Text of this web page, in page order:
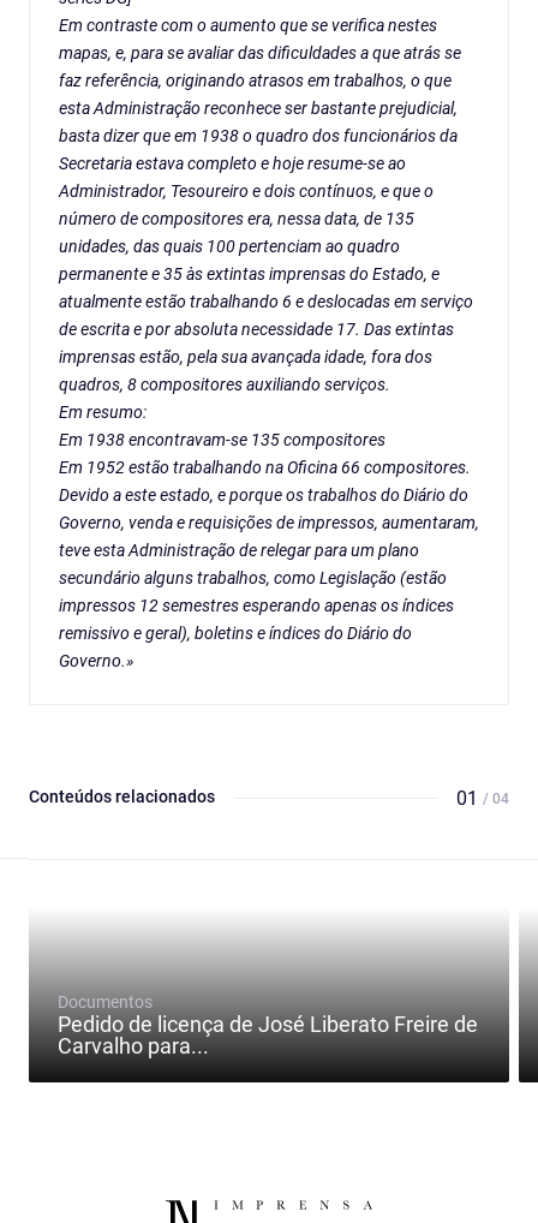
Em contraste com o aumento que se verifica nestes
mapas, e, para se avaliar das dificuldades a que atrás se
faz referência, originando atrasos em trabalhos, o que
esta Administração reconhece ser bastante prejudicial,
basta dizer que em 1938 o quadro dos funcionários da
Secretaria estava completo e hoje resume-se ao
Administrador, Tesoureiro e dois contínuos, e que o
número de compositores era, nessa data, de 135
unidades, das quais 100 pertenciam ao quadro
permanente e 35 às extintas imprensas do Estado, e
atualmente estão trabalhando 6 e deslocadas em serviço
de escrita e por absoluta necessidade 17. Das extintas
imprensas estão, pela sua avançada idade, fora dos
quadros, 8 compositores auxiliando serviços.
Em resumo:
Em 1938 encontravam-se 135 compositores
Em 1952 estão trabalhando na Oficina 66 compositores.
Devido a este estado, e porque os trabalhos do Diário do
Governo, venda e requisições de impressos, aumentaram,
teve esta Administração de relegar para um plano
secundário alguns trabalhos, como Legislação (estão
impressos 12 semestres esperando apenas os índices
remissivo e geral), boletins e índices do Diário do
Governo.»
Conteúdos relacionados 01 / 04
Documentos
Pedido de licença de José Liberato Freire de
Carvalho para...